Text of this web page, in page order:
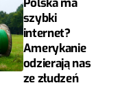
szybki
internet?
Amerykanie
odzierają nas
ze złudzeń